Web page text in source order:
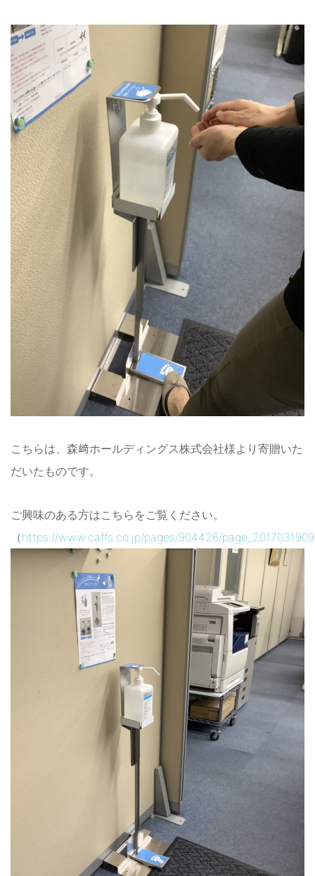
こちらは、森﨑ホールディングス株式会社様より寄贈いた
だいたものです。
ご興味のある方はこちらをご覧ください。
（https://www.caffs.co.jp/pages/904426/